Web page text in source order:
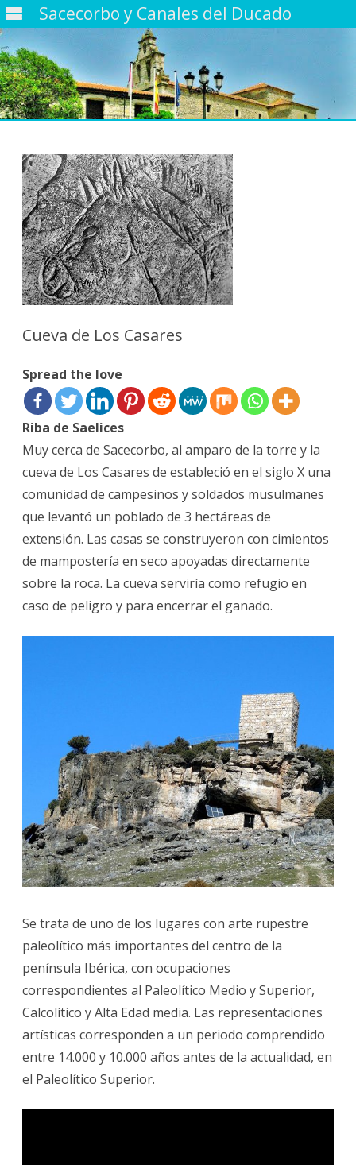
Sacecorbo y Canales del Ducado
Saltar
Cueva de Los Casares
Spread the love
Riba de Saelices
Muy cerca de Sacecorbo, al amparo de la torre y la
cueva de Los Casares de estableció en el siglo X una
comunidad de campesinos y soldados musulmanes
que levantó un poblado de 3 hectáreas de
extensión. Las casas se construyeron con cimientos
de mampostería en seco apoyadas directamente
sobre la roca. La cueva serviría como refugio en
caso de peligro y para encerrar el ganado.
Se trata de uno de los lugares con arte rupestre
paleolítico más importantes del centro de la
península Ibérica, con ocupaciones
correspondientes al Paleolítico Medio y Superior,
Calcolítico y Alta Edad media. Las representaciones
artísticas corresponden a un periodo comprendido
entre 14.000 y 10.000 años antes de la actualidad, en
el Paleolítico Superior.